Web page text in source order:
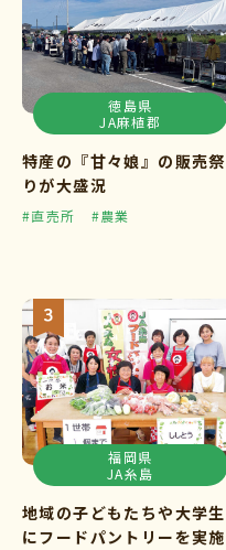
徳島県
JA麻植郡
特産の『甘々娘』の販売祭
りが大盛況
#直売所 #農業
福岡県
JA糸島
地域の子どもたちや大学生
にフードパントリーを実施